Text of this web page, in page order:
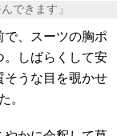
できます」
、スーツの胸ポ
。しばらくして安
そうな目を覗かせ
。